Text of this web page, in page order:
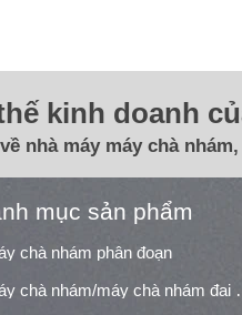
kinh doanh
nhà máy máy chà
mục sản phẩm
chà nhám phân đoạn
Máy chà